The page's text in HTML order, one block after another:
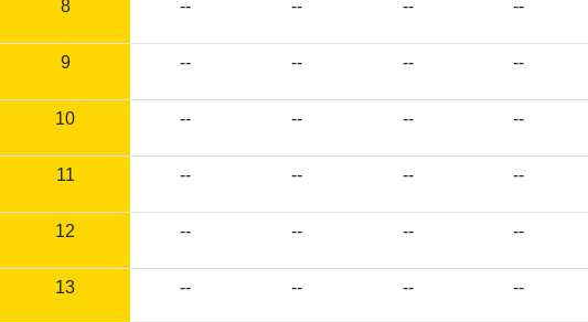
8 -- -- -- --
9 -- -- -- --
10 -- -- -- --
11 -- -- -- --
12 -- -- -- --
13 -- -- -- --